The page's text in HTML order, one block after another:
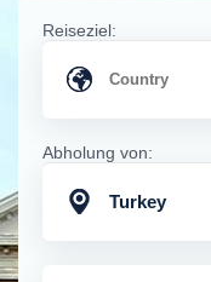
Reiseziel:
Abholung von:
Turkey